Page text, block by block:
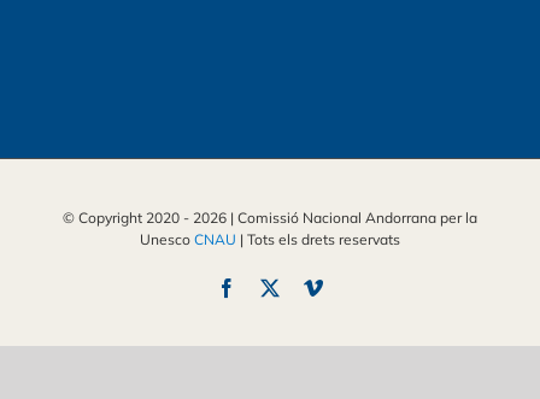
© Copyright 2020 - 2026 | Comissió Nacional Andorrana per la
Unesco CNAU | Tots els drets reservats
Facebook Vimeo